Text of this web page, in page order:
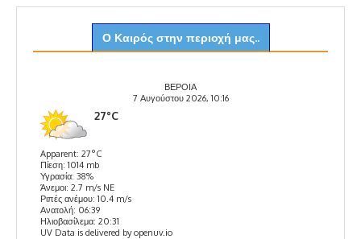
Ο Καιρός στην περιοχή μας..
ΒΕΡΟΙΑ
7 Αυγούστου 2026, 10:16
27°C
Apparent: 27°C
Πίεση: 1014 mb
Υγρασία: 38%
Άνεμοι: 2.7 m/s NE
Ριπές ανέμου: 10.4 m/s
Ανατολή: 06:39
Ηλιοβασίλεμα: 20:31
UV Data is delivered by openuv.io